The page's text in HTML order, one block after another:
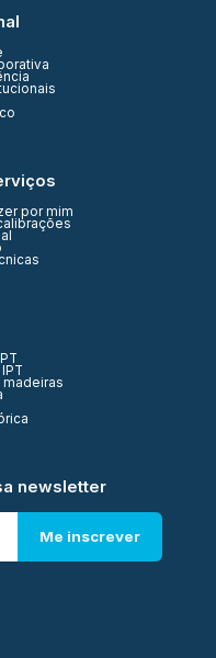
por mim
newsletter
Me inscrever